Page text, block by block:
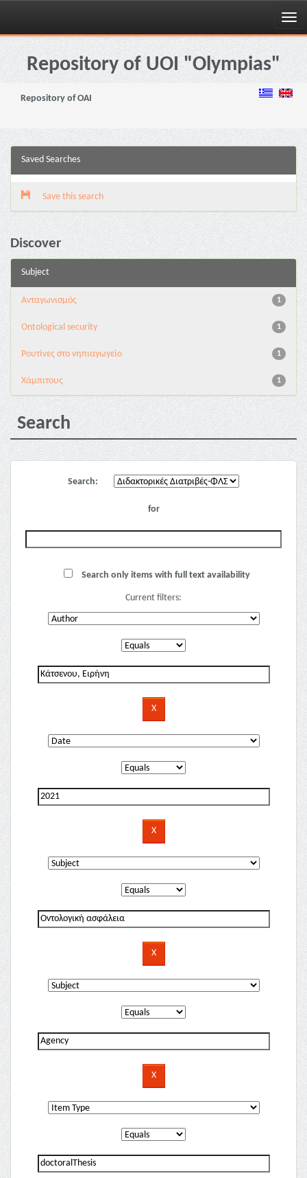
Skip
navigationRepository of UOI "Olympias"
Repository of OAI
Saved Searches
Save this search
Discover
Subject
1
Aνταγωνισμός
1
Ontological security
1
Pουτίνες στο νηπιαγωγείο
1
Χάμπιτους
Search
Search:
for
Search only items with full text availability
Current filters: